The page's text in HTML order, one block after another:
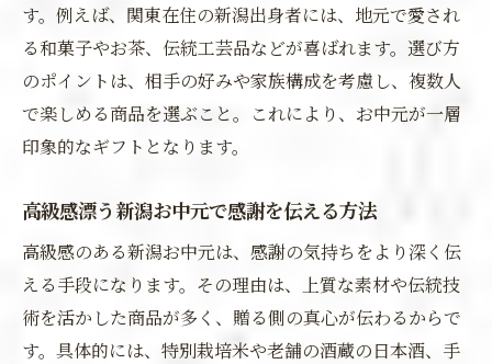
す。例えば、関東在住の新潟出身者には、地元で愛され
る和菓子やお茶、伝統工芸品などが喜ばれます。選び方
のポイントは、相手の好みや家族構成を考慮し、複数人
で楽しめる商品を選ぶこと。これにより、お中元が一層
印象的なギフトとなります。
高級感漂う新潟お中元で感謝を伝える方法
高級感のある新潟お中元は、感謝の気持ちをより深く伝
える手段になります。その理由は、上質な素材や伝統技
術を活かした商品が多く、贈る側の真心が伝わるからで
す。具体的には、特別栽培米や老舗の酒蔵の日本酒、手